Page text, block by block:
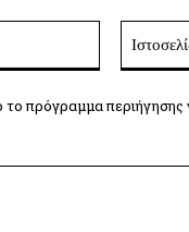
πρόγραμμα